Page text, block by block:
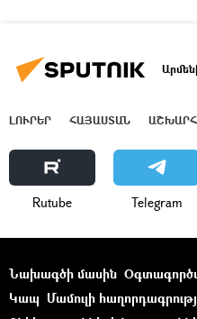
ԼՈՒՐԵՐ ՀԱՅԱՍՏԱՆ ԱՇԽԱՐՀ
Rutube Telegram
Նախագծի մասին
Կապ Մամուլի